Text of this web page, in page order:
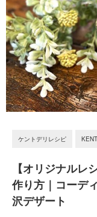
ケントデリレシピ
【オリジナルレ
作り方｜コーデ
沢デザート